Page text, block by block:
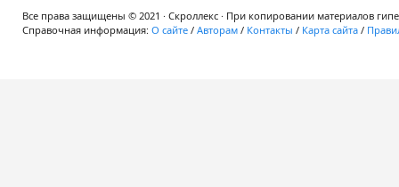
Все права защищены © 2021 · Скроллекс · При копировании материалов
Справочная информация: О сайте / Авторам / Контакты / Карта сайта /